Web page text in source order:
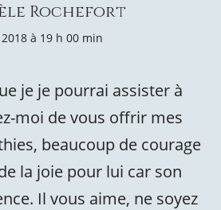
Rochefort
2018 à 19 h 00 min
je je pourrai assister à
moi de vous offrir mes
beaucoup de courage
la joie pour lui car son
Il vous aime, ne soyez